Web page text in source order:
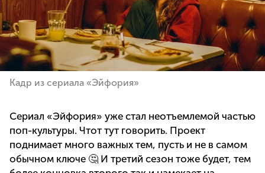
Кадр из сериала «Эйфория»
Сериал «Эйфория» уже стал неотъемлемой частью
поп-культуры. Чтот тут говорить. Проект
поднимает много важных тем, пусть и не в самом
обычном ключе 🤔 И третий сезон тоже будет, тем